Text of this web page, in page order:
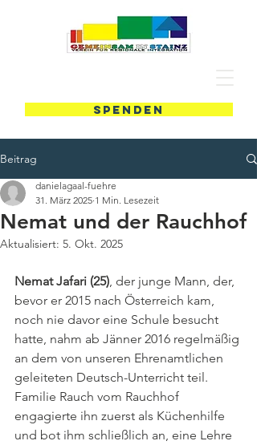
SPENDEN
Beitrag
Nemat und der Rauchhof
danielagaal-fuehre
31. März 2025 1 Min. Lesezeit
Aktualisiert: 5. Okt. 2025
Nemat Jafari (25), der junge Mann, der,
bevor er 2015 nach Österreich kam,
noch nie davor eine Schule besucht
hatte, nahm ab Jänner 2016 regelmäßig
an dem von unseren Ehrenamtlichen
geleiteten Deutsch-Unterricht teil.
Familie Rauch vom Rauchhof
engagierte ihn zuerst als Küchenhilfe
und bot ihm schließlich an, eine Lehre